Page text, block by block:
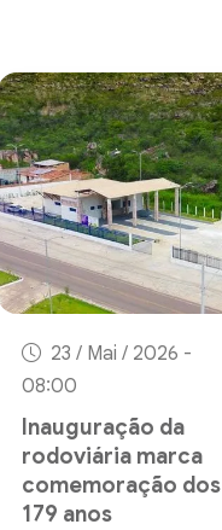
23 / Mai / 2026 -
08:00
Inauguração da
rodoviária marca
comemoração dos
179 anos